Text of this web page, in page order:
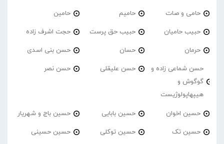
حامی و صات حامیم حامین
حبیب حامیان حبیب حق پرست حجت اشرف زاده
حرمان حسان حسن بنی اسدی
حسن شماعی زاده و
گوگوش و
هیپهاپولوژیست
حسن علیقلی حسن نصر
حسین اخوان حسین بابایی حسین باج و شهریار
حسین تک حسین توکلی حسین حسینی